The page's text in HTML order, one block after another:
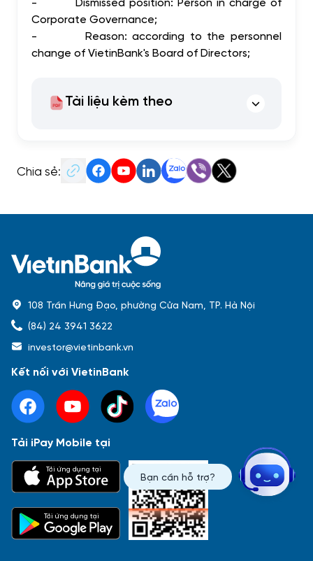
Báo cáo tài chính Thông tin giao dịch
Sự kiện
Corporate Governance;
-
Reason: according to the personnel
change of VietinBank's Board of Directors;
Tài liệu kèm theo
Chia sẻ:
Bạn cần hỗ trợ?
108 Trần Hưng Đạo, phường Cửa Nam, TP. Hà Nội
(84) 24 3941 3622
investor@vietinbank.vn
Kết nối với VietinBank
Tải iPay Mobile tại
Tải ứng dụng tại
Tải ứng dụng tại